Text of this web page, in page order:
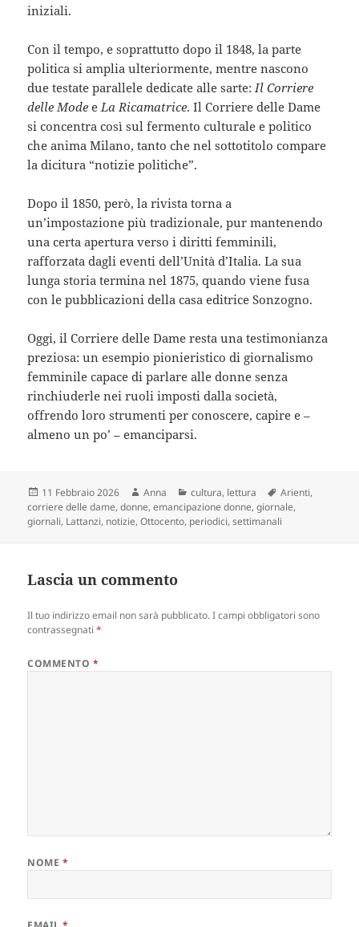
iniziali.
Con il tempo, e soprattutto dopo il 1848, la parte
politica si amplia ulteriormente, mentre nascono
due testate parallele dedicate alle sarte: Il Corriere
delle Mode e La Ricamatrice. Il Corriere delle Dame
si concentra così sul fermento culturale e politico
che anima Milano, tanto che nel sottotitolo compare
la dicitura “notizie politiche”.
Dopo il 1850, però, la rivista torna a
un’impostazione più tradizionale, pur mantenendo
una certa apertura verso i diritti femminili,
rafforzata dagli eventi dell’Unità d’Italia. La sua
lunga storia termina nel 1875, quando viene fusa
con le pubblicazioni della casa editrice Sonzogno.
Oggi, il Corriere delle Dame resta una testimonianza
preziosa: un esempio pionieristico di giornalismo
femminile capace di parlare alle donne senza
rinchiuderle nei ruoli imposti dalla società,
offrendo loro strumenti per conoscere, capire e –
almeno un po’ – emanciparsi.
Scritto
il
11 Febbraio 2026 Autore
Anna Categorie
cultura, lettura Tag
Arienti,
corriere delle dame,donne,emancipazione donne,giornale,
giornali, Lattanzi, notizie,Ottocento, periodici,settimanali
Lascia un commento
Il tuo indirizzo email non sarà pubblicato. I campi obbligatori sono
contrassegnati*
COMMENTO *
NOME *